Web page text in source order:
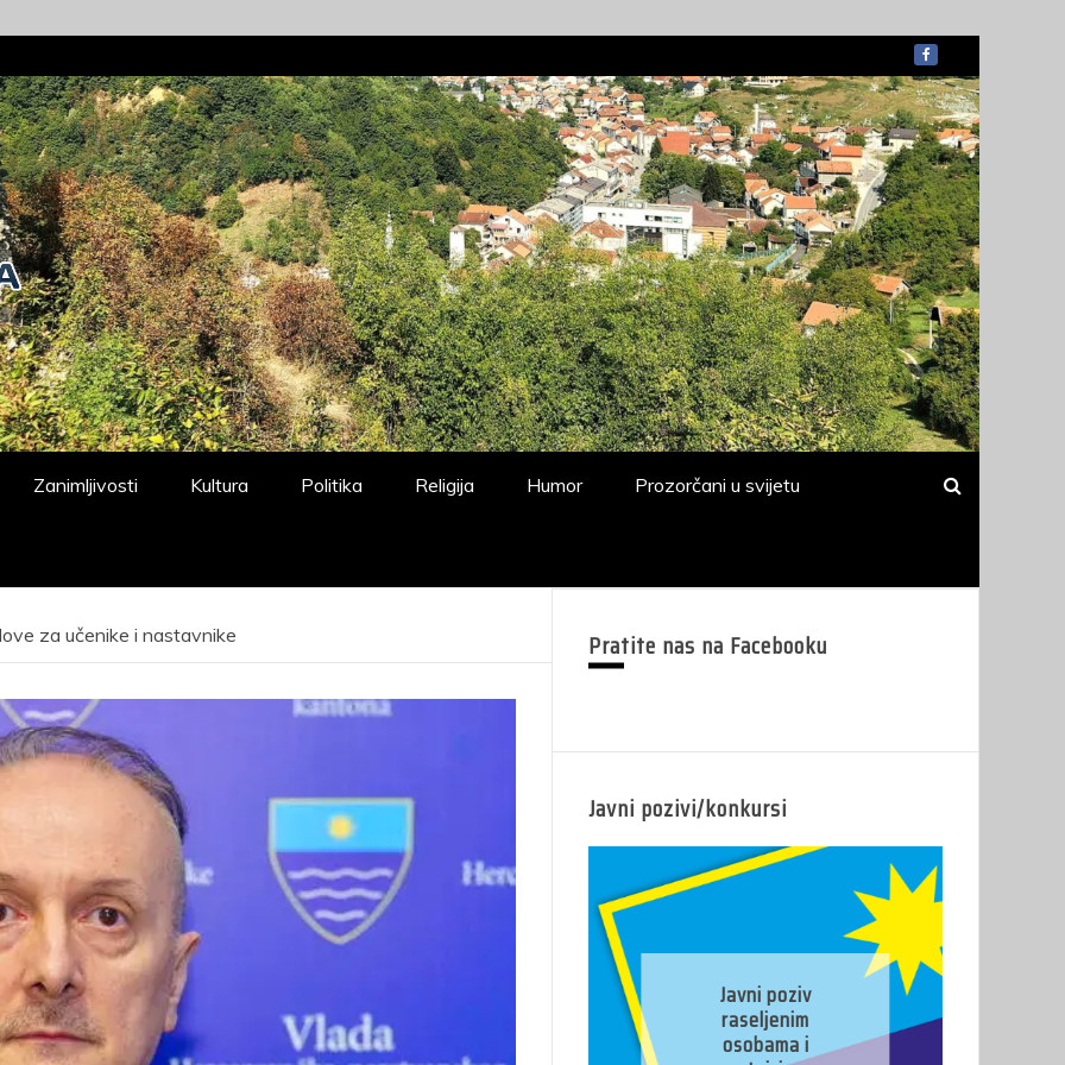
Zanimljivosti Kultura Politika Religija Humor Prozorčani u svijetu
za učenike i nastavnike
Pratite nas na Facebooku
Javni pozivi/konkursi
KONKURS za
kandidata –
radi obuke i Javni poziv za
odrađivanje
Javni poziv
raseljenim
osobama i